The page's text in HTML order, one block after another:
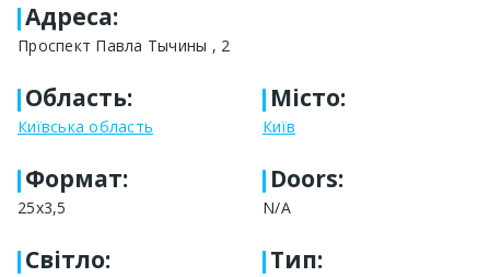
Адреса:
Проспект Павла Тычины , 2
Область:
Київська область
Місто:
Київ
Формат:
25x3,5
Doors:
N/A
Світло: Тип: